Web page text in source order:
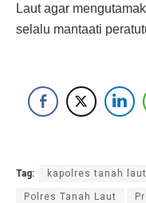
Laut agar
selalu mantaati
Tag: kapolres tanah laut
Polres Tanah Laut